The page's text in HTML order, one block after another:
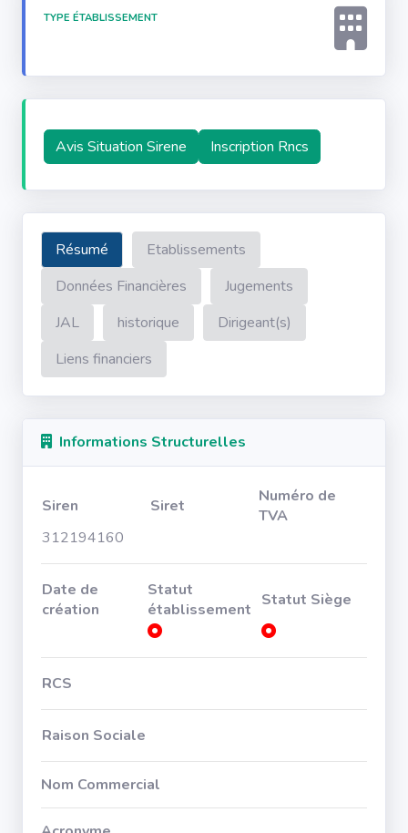
TYPE ÉTABLISSEMENT
Avis Situation Sirene Inscription Rncs
Résumé
Etablissements
Données Financières
Jugements
JAL
historique
Dirigeant(s)
Liens financiers
Informations Structurelles
Siren Siret
Numéro de
TVA
312194160
Date de
création
Statut
établissement Statut Siège
RCS
Raison Sociale
Nom Commercial